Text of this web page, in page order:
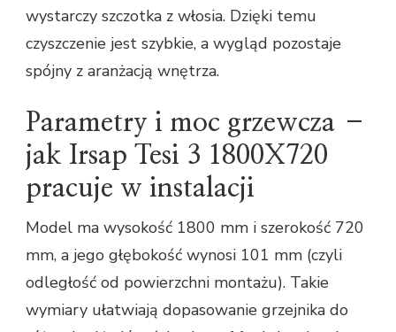
wystarczy szczotka z włosia. Dzięki temu
czyszczenie jest szybkie, a wygląd pozostaje
spójny z aranżacją wnętrza.
Parametry i moc grzewcza –
jak Irsap Tesi 3 1800X720
pracuje w instalacji
Model ma wysokość 1800 mm i szerokość 720
mm, a jego głębokość wynosi 101 mm (czyli
odległość od powierzchni montażu). Takie
wymiary ułatwiają dopasowanie grzejnika do